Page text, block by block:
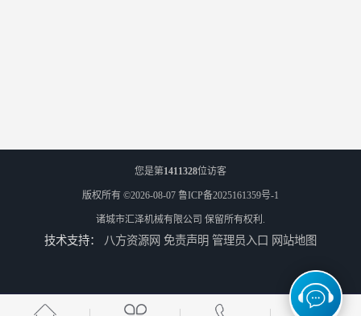
您是第1411328位访客
版权所有 ©2026-08-07 鲁ICP备2025161359号-1
诸城市汇泽机械有限公司 保留所有权利.
技术支持： 八方资源网 免责声明 管理员入口 网站地图